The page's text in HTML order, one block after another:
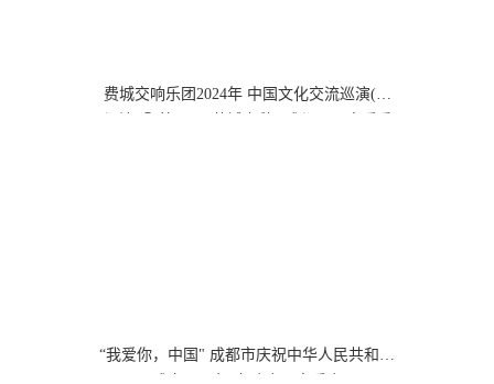
费城交响乐团2024年 中国文化交流巡演(成
“我爱你，中国" 成都市庆祝中华人民共和国